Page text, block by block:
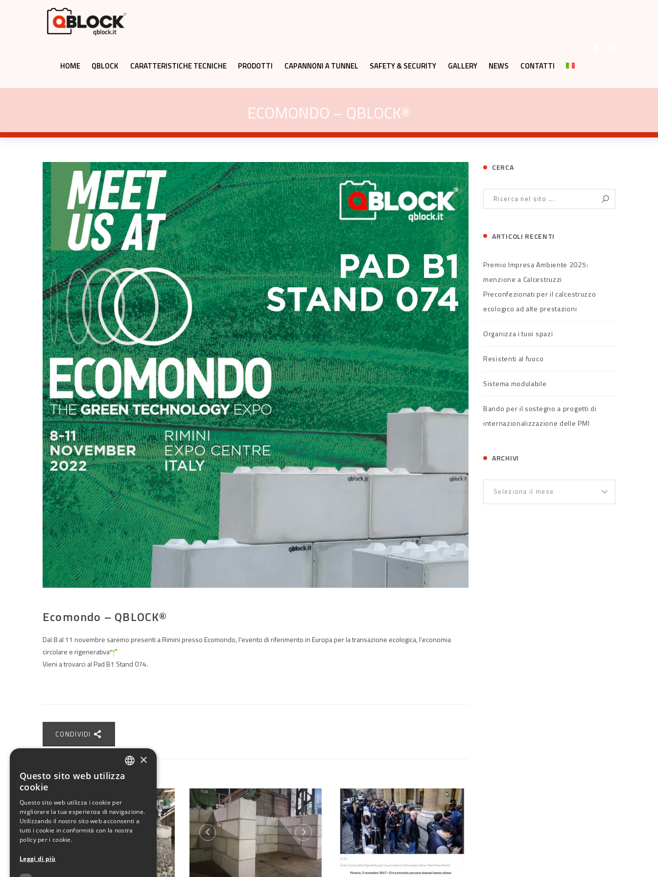
HOME QBLOCK CARATTERISTICHE TECNICHE PRODOTTI CAPANNONI A TUNNEL SAFETY & SECURITY GALLERY NEWS CONTATTI
ECOMONDO – QBLOCK®
Ecomondo – QBLOCK®
Dal 8 al 11 novembre saremo presenti a Rimini presso Ecomondo, l’evento di riferimento in Europa per la transazione ecologica, l’economia
circolare e rigenerativa
Vieni a trovarci al Pad B1 Stand 074.
CONDIVIDI
CERCA
ARTICOLI RECENTI
Premio Impresa Ambiente 2025:
menzione a Calcestruzzi
Preconfezionati per il calcestruzzo
ecologico ad alte prestazioni
Organizza i tuoi spazi
Resistenti al fuoco
Sistema modulabile
Bando per il sostegno a progetti di
internazionalizzazione delle PMI
ARCHIVI
×
Questo sito web utilizza
cookie
Questo sito web utilizza i cookie per
migliorare la tua esperienza di navigazione.
Utilizzando il nostro sito web acconsenti a
tutti i cookie in conformità con la nostra
policy per i cookie.
Leggi di più